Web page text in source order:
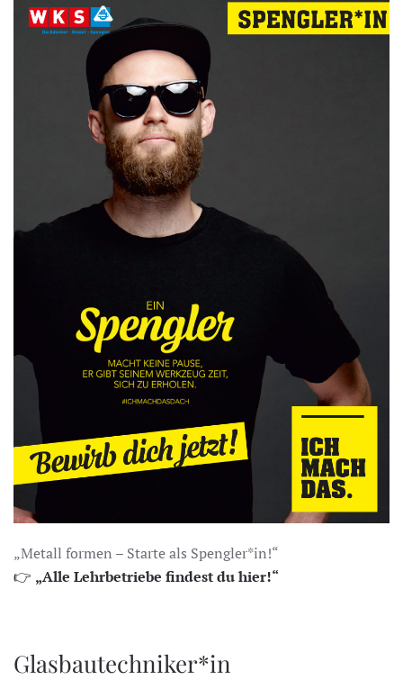
„Metall formen – Starte als Spengler*in!“
👉 „Alle Lehrbetriebe findest du hier!“
Glasbautechniker*in